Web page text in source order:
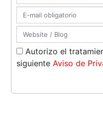
Autorizo el
siguienteAviso de